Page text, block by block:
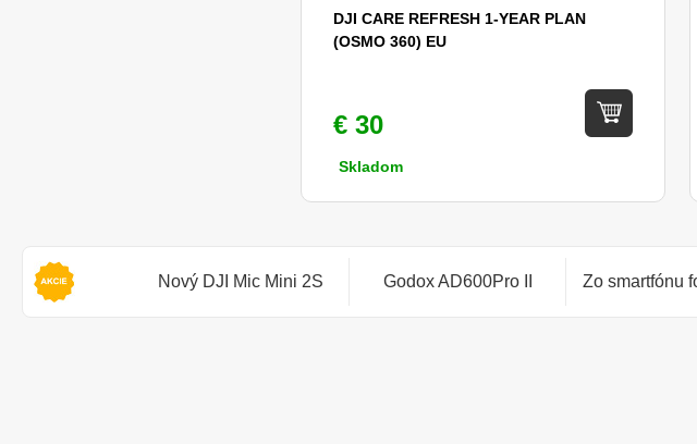
Nový DJI Mic Mini 2S Godox AD600Pro II Zo smartfónu
DJI CARE REFRESH 1-YEAR PLAN
(OSMO 360) EU
€ 30
Skladom